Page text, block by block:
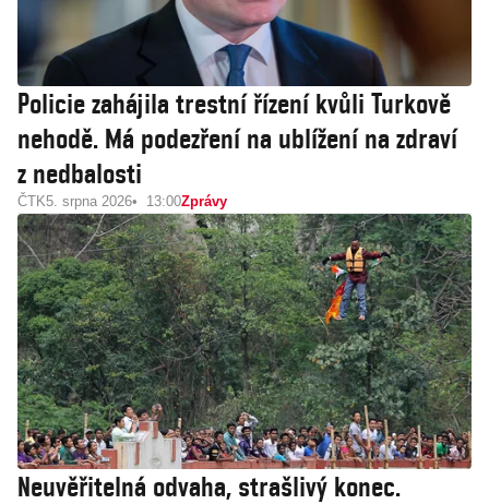
Policie zahájila trestní řízení kvůli Turkově
nehodě. Má podezření na ublížení na zdraví
z nedbalosti
ČTK5. srpna 2026 13:00Zprávy
Neuvěřitelná odvaha, strašlivý konec.